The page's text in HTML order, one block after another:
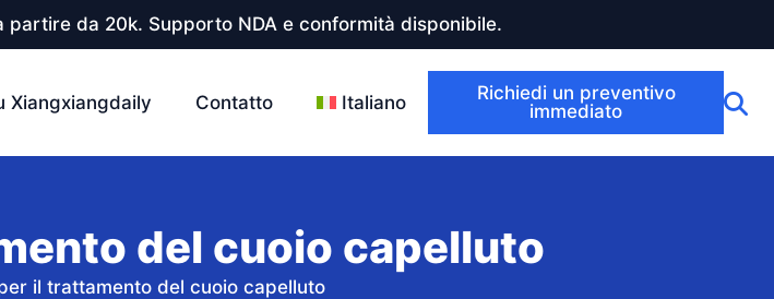
da 20k. Supporto NDA e conformità disponibile.
Xiangxiangdaily Contatto Italiano
Richiedi un preventivo
immediato
del cuoio capelluto
il trattamento del cuoio capelluto